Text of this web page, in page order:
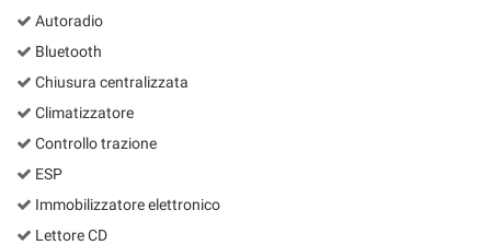
Autoradio
Bluetooth
Chiusura centralizzata
Climatizzatore
Controllo trazione
ESP
Immobilizzatore elettronico
Lettore CD